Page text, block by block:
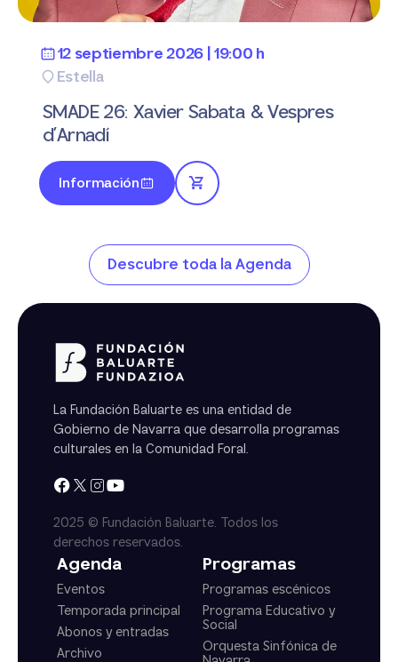
12 septiembre 2026 | 19:00 h
Estella
SMADE 26: Xavier Sabata & Vespres
d’Arnadí
Información
Descubre toda la Agenda
La Fundación Baluarte es una entidad de
Gobierno de Navarra que desarrolla programas
culturales en la Comunidad Foral.
2025 © Fundación Baluarte. Todos los
derechos reservados.
Agenda
Eventos
Temporada principal
Abonos y entradas
Archivo
Programas
Programas escénicos
Programa Educativo y
Social
Orquesta Sinfónica de